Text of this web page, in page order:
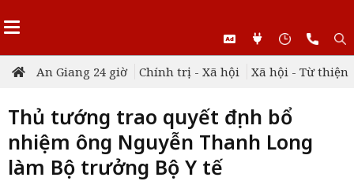
An Giang 24 giờ Chính trị - Xã hội Xã hội - Từ thiện
Thủ tướng trao quyết định bổ
nhiệm ông Nguyễn Thanh Long
làm Bộ trưởng Bộ Y tế